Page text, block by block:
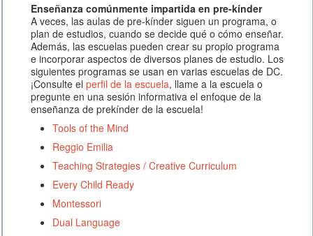
Enseñanza comúnmente impartida en pre-kínder
A veces, las aulas de pre-kínder siguen un programa, o
plan de estudios, cuando se decide qué o cómo enseñar.
Además, las escuelas pueden crear su propio programa
e incorporar aspectos de diversos planes de estudio. Los
siguientes programas se usan en varias escuelas de DC.
¡Consulte el perfil de la escuela, llame a la escuela o
pregunte en una sesión informativa el enfoque de la
enseñanza de prekínder de la escuela!
Tools of the Mind
Reggio Emilia
Teaching Strategies / Creative Curriculum
Every Child Ready
Montessori
Dual Language